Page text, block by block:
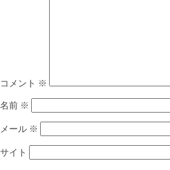
コメント ※
名前 ※
メール ※
サイト